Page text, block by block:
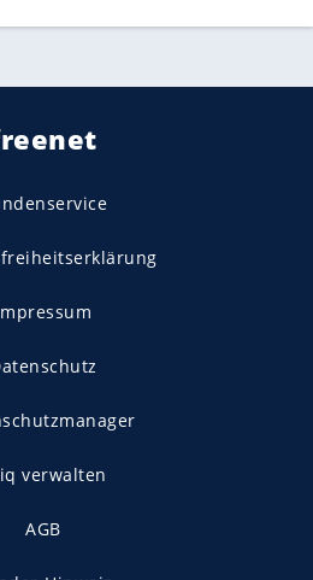
verwalten
AGB